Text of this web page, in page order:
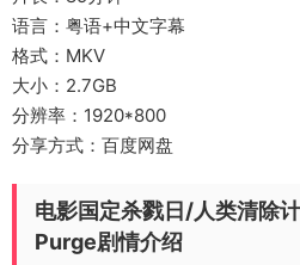
语言：粤语+中文字幕
格式：MKV
大小：2.7GB
分辨率：1920*800
分享方式：百度网盘
电影国定杀戮日/人类清除
Purge剧情介绍